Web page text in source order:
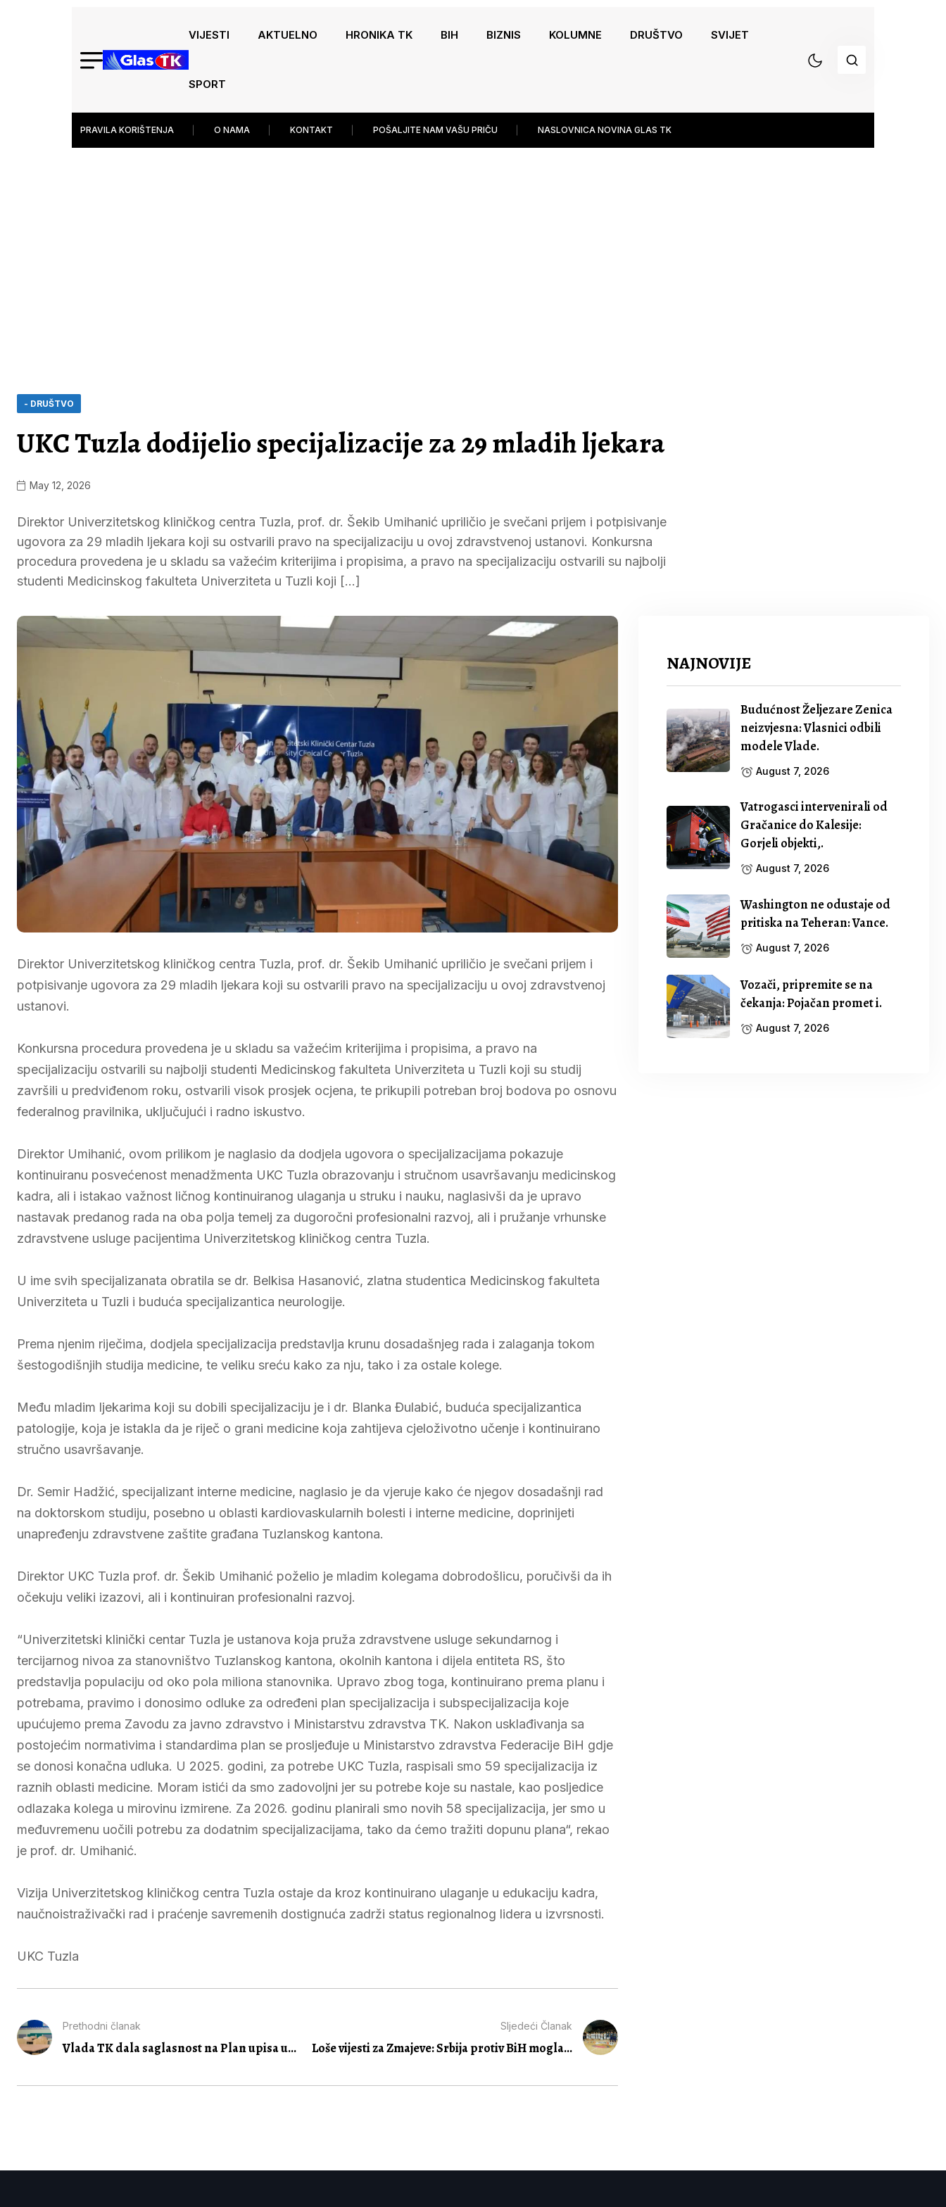
VIJESTI AKTUELNO HRONIKA TK BIH BIZNIS KOLUMNE DRUŠTVO SVIJET
SPORT
PRAVILA KORIŠTENJA O NAMA KONTAKT POŠALJITE NAM VAŠU PRIČU NASLOVNICA NOVINA GLAS TK
- DRUŠTVO
UKC Tuzla dodijelio specijalizacije za 29 mladih ljekara
May 12, 2026
Direktor Univerzitetskog kliničkog centra Tuzla, prof. dr. Šekib Umihanić upriličio je svečani prijem i potpisivanje
ugovora za 29 mladih ljekara koji su ostvarili pravo na specijalizaciju u ovoj zdravstvenoj ustanovi. Konkursna
procedura provedena je u skladu sa važećim kriterijima i propisima, a pravo na specijalizaciju ostvarili su najbolji
studenti Medicinskog fakulteta Univerziteta u Tuzli koji […]
Direktor Univerzitetskog kliničkog centra Tuzla, prof. dr. Šekib Umihanić upriličio je svečani prijem i
potpisivanje ugovora za 29 mladih ljekara koji su ostvarili pravo na specijalizaciju u ovoj zdravstvenoj
ustanovi.
Konkursna procedura provedena je u skladu sa važećim kriterijima i propisima, a pravo na
specijalizaciju ostvarili su najbolji studenti Medicinskog fakulteta Univerziteta u Tuzli koji su studij
završili u predviđenom roku, ostvarili visok prosjek ocjena, te prikupili potreban broj bodova po osnovu
federalnog pravilnika, uključujući i radno iskustvo.
Direktor Umihanić, ovom prilikom je naglasio da dodjela ugovora o specijalizacijama pokazuje
kontinuiranu posvećenost menadžmenta UKC Tuzla obrazovanju i stručnom usavršavanju medicinskog
kadra, ali i istakao važnost ličnog kontinuiranog ulaganja u struku i nauku, naglasivši da je upravo
nastavak predanog rada na oba polja temelj za dugoročni profesionalni razvoj, ali i pružanje vrhunske
zdravstvene usluge pacijentima Univerzitetskog kliničkog centra Tuzla.
U ime svih specijalizanata obratila se dr. Belkisa Hasanović, zlatna studentica Medicinskog fakulteta
Univerziteta u Tuzli i buduća specijalizantica neurologije.
Prema njenim riječima, dodjela specijalizacija predstavlja krunu dosadašnjeg rada i zalaganja tokom
šestogodišnjih studija medicine, te veliku sreću kako za nju, tako i za ostale kolege.
Među mladim ljekarima koji su dobili specijalizaciju je i dr. Blanka Đulabić, buduća specijalizantica
patologije, koja je istakla da je riječ o grani medicine koja zahtijeva cjeloživotno učenje i kontinuirano
stručno usavršavanje.
Dr. Semir Hadžić, specijalizant interne medicine, naglasio je da vjeruje kako će njegov dosadašnji rad
na doktorskom studiju, posebno u oblasti kardiovaskularnih bolesti i interne medicine, doprinijeti
unapređenju zdravstvene zaštite građana Tuzlanskog kantona.
Direktor UKC Tuzla prof. dr. Šekib Umihanić poželio je mladim kolegama dobrodošlicu, poručivši da ih
očekuju veliki izazovi, ali i kontinuiran profesionalni razvoj.
“Univerzitetski klinički centar Tuzla je ustanova koja pruža zdravstvene usluge sekundarnog i
tercijarnog nivoa za stanovništvo Tuzlanskog kantona, okolnih kantona i dijela entiteta RS, što
predstavlja populaciju od oko pola miliona stanovnika. Upravo zbog toga, kontinuirano prema planu i
potrebama, pravimo i donosimo odluke za određeni plan specijalizacija i subspecijalizacija koje
upućujemo prema Zavodu za javno zdravstvo i Ministarstvu zdravstva TK. Nakon usklađivanja sa
postojećim normativima i standardima plan se prosljeđuje u Ministarstvo zdravstva Federacije BiH gdje
se donosi konačna udluka. U 2025. godini, za potrebe UKC Tuzla, raspisali smo 59 specijalizacija iz
raznih oblasti medicine. Moram istići da smo zadovoljni jer su potrebe koje su nastale, kao posljedice
odlazaka kolega u mirovinu izmirene. Za 2026. godinu planirali smo novih 58 specijalizacija, jer smo u
međuvremenu uočili potrebu za dodatnim specijalizacijama, tako da ćemo tražiti dopunu plana“, rekao
je prof. dr. Umihanić.
Vizija Univerzitetskog kliničkog centra Tuzla ostaje da kroz kontinuirano ulaganje u edukaciju kadra,
naučnoistraživački rad i praćenje savremenih dostignuća zadrži status regionalnog lidera u izvrsnosti.
UKC Tuzla
Prethodni članak
Vlada TK dala saglasnost na Plan upisa u...
Sljedeći Članak
Loše vijesti za Zmajeve: Srbija protiv BiH mogla...
NAJNOVIJE
Budućnost Željezare Zenica
neizvjesna: Vlasnici odbili
modele Vlade.
August 7, 2026
Vatrogasci intervenirali od
Gračanice do Kalesije:
Gorjeli objekti,.
August 7, 2026
Washington ne odustaje od
pritiska na Teheran: Vance.
August 7, 2026
Vozači, pripremite se na
čekanja: Pojačan promet i.
August 7, 2026